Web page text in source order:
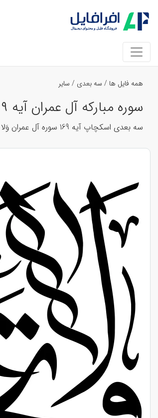
همه فایل ها / سه بعدی / سایر
سوره مبارکه آل عمران آیه ۱۶۹ (وَلا تَحسَبَنَّ الَّذينَ قُتِلوا في سَبيلِ اللَّهِ أَمواتًا ۚ بَل أَحياءٌ عِندَ رَبِّهِم يُرزَقونَ) کد 14204
سه بعدی اسکچاپ آیه 169 سوره آل عمران وَلا تَحسَبَنَّ الَّذينَ قُتِلوا في سَبيلِ اللَّهِ أَمواتًا ۚ بَل أَحياءٌ عِندَ رَبِّهِم يُرزَقونَ